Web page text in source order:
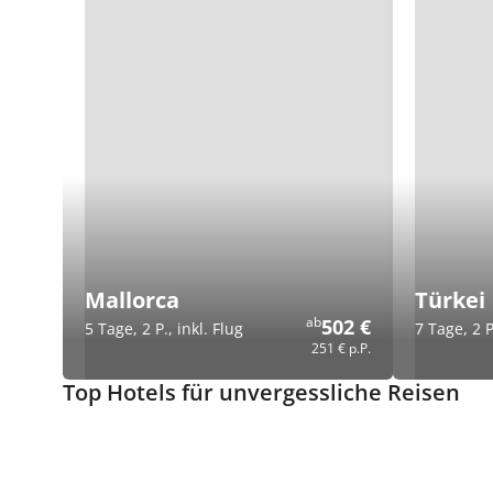
Mallorca
5 Tage, 2 P., inkl. Flug ab502 €
251 € p.P.
Türkei
7 Tage, 2
Top Hotels für unvergessliche Reisen